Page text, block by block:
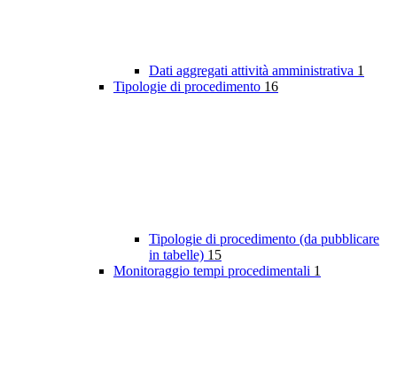
Dati aggregati attività amministrativa 1
Tipologie di procedimento 16
Tipologie di procedimento (da pubblicare
in tabelle) 15
Monitoraggio tempi procedimentali 1